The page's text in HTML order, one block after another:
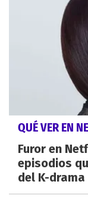
QUÉ VER EN
Furor en
episodios
del K-drama